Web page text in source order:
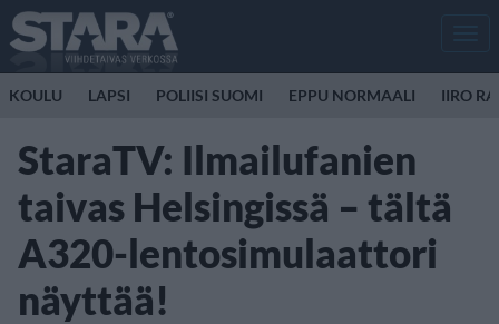
KOULU LAPSI POLIISI SUOMI EPPU NORMAALI IIRO
StaraTV: Ilmailufanien
taivas Helsingissä – tältä
A320-lentosimulaattori
näyttää!